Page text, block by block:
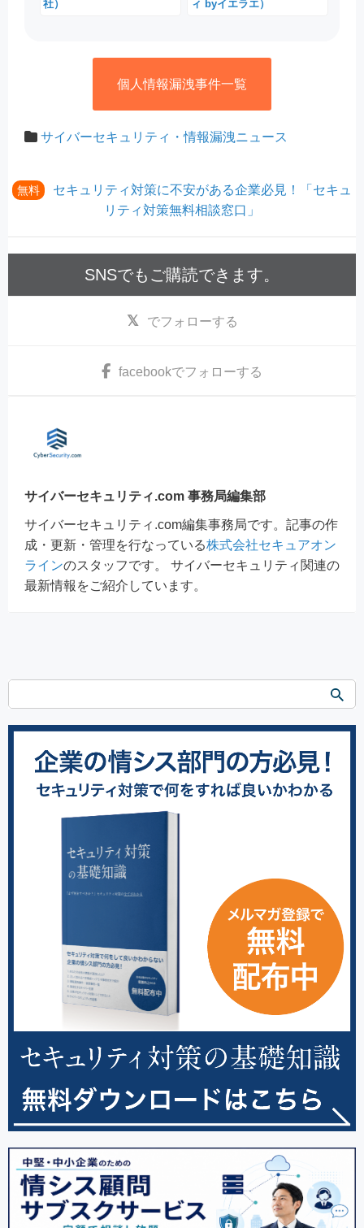
社） ィ byイエラエ）
個人情報漏洩事件一覧
サイバーセキュリティ・情報漏洩ニュース
無料
セキュリティ対策に不安がある企業必見！「セキュ
リティ対策無料相談窓口」
SNSでもご購読できます。
でフォローする
facebookでフォローする
サイバーセキュリティ.com 事務局編集部
サイバーセキュリティ.com編集事務局です。記事の作
成・更新・管理を行なっている株式会社セキュアオン
ラインのスタッフです。 サイバーセキュリティ関連の
最新情報をご紹介しています。